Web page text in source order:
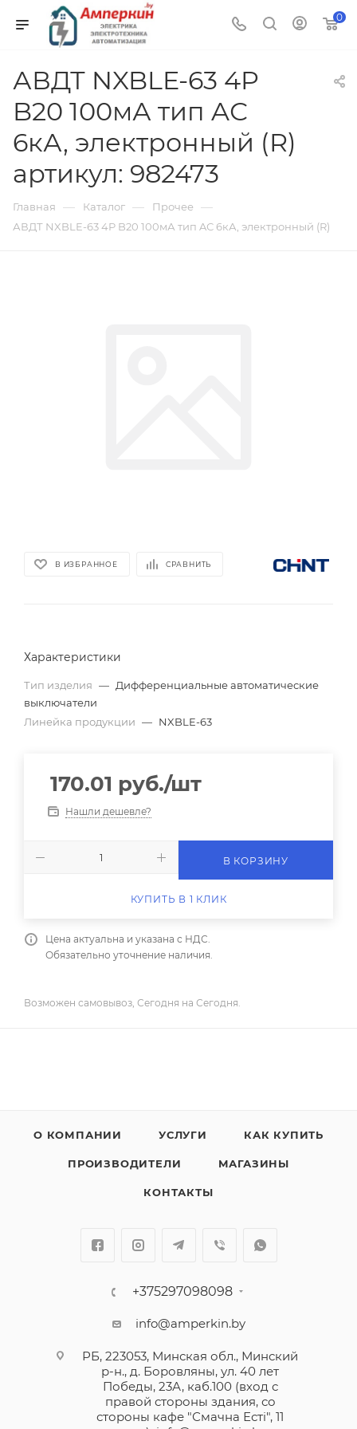
0
АВДТ NXBLE-63 4P
B20 100мА тип AС
6кА, электронный (R)
артикул: 982473
Главная — Каталог — Прочее —
АВДТ NXBLE-63 4P B20 100мА тип AС 6кА, электронный (R)
В ИЗБРАННОЕ СРАВНИТЬ
Характеристики
Тип изделия — Дифференциальные автоматические
выключатели
Линейка продукции — NXBLE-63
170.01 руб./шт
Нашли дешевле?
В КОРЗИНУ
КУПИТЬ В 1 КЛИК
Цена актуальна и указана с НДС.
Обязательно уточнение наличия.
Возможен самовывоз, Сегодня на Сегодня.
О КОМПАНИИ УСЛУГИ КАК КУПИТЬ
ПРОИЗВОДИТЕЛИ МАГАЗИНЫ
КОНТАКТЫ
+375297098098
info@amperkin.by
РБ, 223053, Минская обл., Минский
р-н., д. Боровляны, ул. 40 лет
Победы, 23А, каб.100 (вход с
правой стороны здания, со
стороны кафе "Смачна Естi", 11